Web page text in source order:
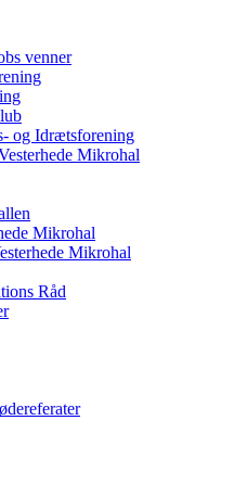
venner
og Idrætsforening
Mikrohal
Mikrohal
Mikrohal
Råd